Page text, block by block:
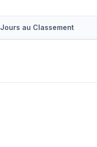
Jours au Classement